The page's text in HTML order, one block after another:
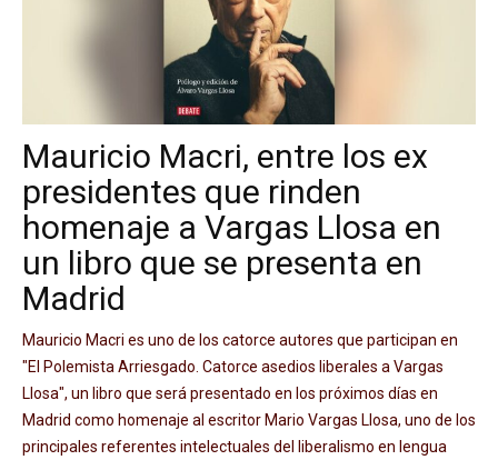
Mauricio Macri, entre los ex
presidentes que rinden
homenaje a Vargas Llosa en
un libro que se presenta en
Madrid
Mauricio Macri es uno de los catorce autores que participan en
"El Polemista Arriesgado. Catorce asedios liberales a Vargas
Llosa", un libro que será presentado en los próximos días en
Madrid como homenaje al escritor Mario Vargas Llosa, uno de los
principales referentes intelectuales del liberalismo en lengua